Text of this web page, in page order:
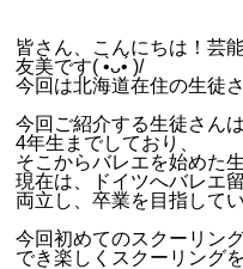
皆さん、こんにちは！芸
友美です( •̀ᴗ•́ )/
今回は北海道在住の生徒
今回ご紹介する生徒さん
4年生までしており、
そこからバレエを始めた
現在は、ドイツへバレエ
両立し、卒業を目指してい
今回初めてのスクーリン
でき楽しくスクーリング